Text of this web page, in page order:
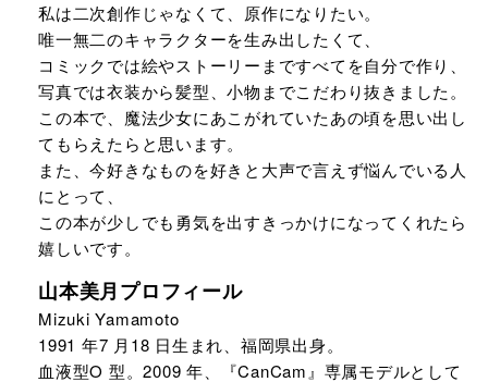
私は⼆次創作じゃなくて、原作になりたい。
唯⼀無⼆のキャラクターを⽣み出したくて、
コミックでは絵やストーリーまですべてを⾃分で作り、
写真では⾐装から髪型、⼩物までこだわり抜きました。
この本で、魔法少⼥にあこがれていたあの頃を思い出し
てもらえたらと思います。
また、今好きなものを好きと⼤声で⾔えず悩んでいる⼈
にとって、
この本が少しでも勇気を出すきっかけになってくれたら
嬉しいです。
⼭本美⽉プロフィール
Mizuki Yamamoto
1991 年7 ⽉18 ⽇⽣まれ、福岡県出⾝。
⾎液型O 型。2009 年、『CanCam』専属モデルとして